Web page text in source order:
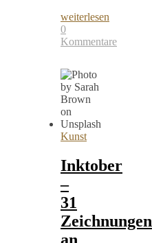
weiterlesen
0
Kommentare
Kunst
Inktober
–
31
Zeichnungen
an